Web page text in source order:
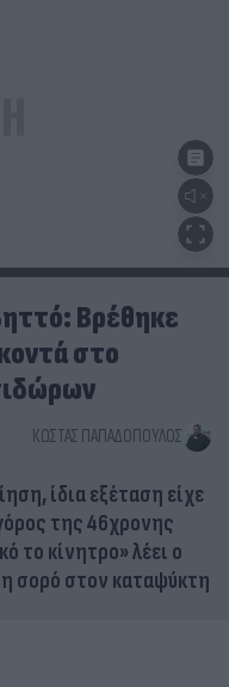
Βρέθηκε
στο
ΚΏΣΤΑΣ ΠΑΠΑΔΌΠΟΥΛΟΣ
ίδια εξέταση είχε
της 46χρονης
το κίνητρο» λέει ο
σορό στον καταψύκτη